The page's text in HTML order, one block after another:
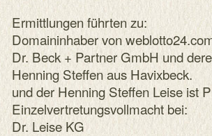
Ermittlungen führten zu:
Domaininhaber von
Dr. Beck + Partner GmbH und
Henning Steffen aus Havixbeck.
und der Henning Steffen Leise ist
Einzelvertretungsvollmacht bei:
Dr. Leise KG